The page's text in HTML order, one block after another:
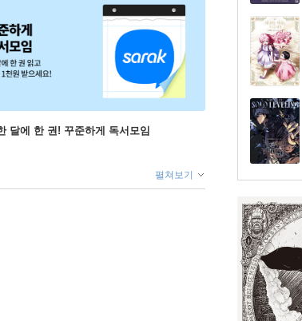
달에 한 권! 꾸준하게 독서모임
펼쳐보기